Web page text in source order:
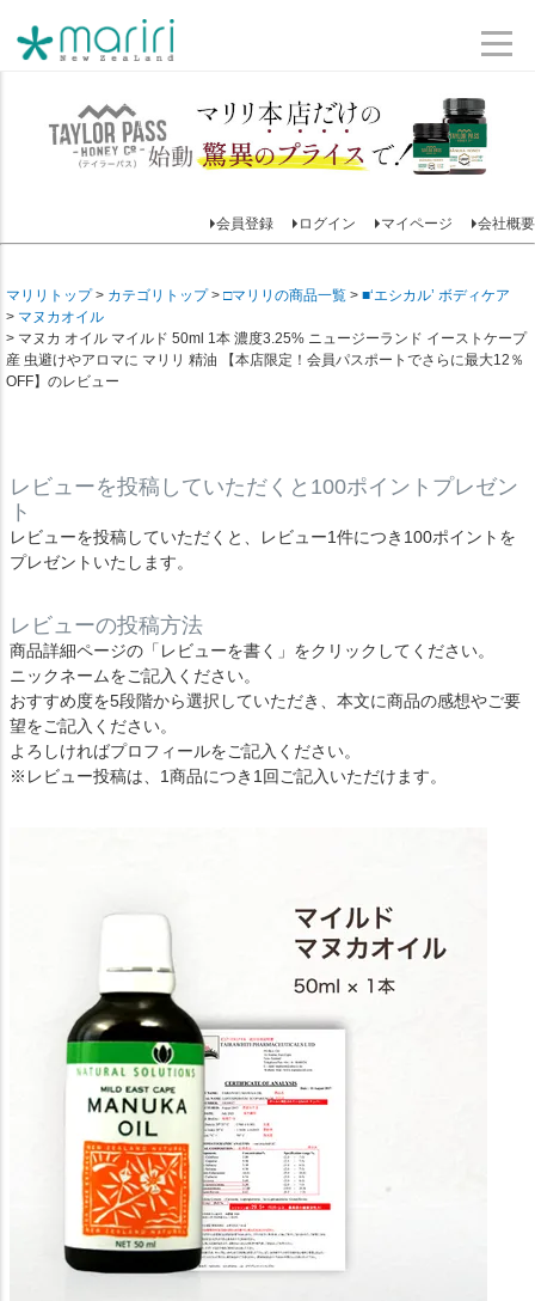
会員登録 ログイン マイページ 会社概要
マリリトップ カテゴリトップ □マリリの商品一覧
■‘エシカル’ ボディケア
マヌカオイル
マヌカ オイル マイルド 50ml 1本 濃度3.25% ニュージーランド イーストケープ
産 虫避けやアロマに マリリ 精油 【本店限定！会員パスポートでさらに最大12％
OFF】のレビュー
レビューを投稿していただくと100ポイントプレゼン
ト
レビューを投稿していただくと、レビュー1件につき100ポイントを
プレゼントいたします。
レビューの投稿方法
商品詳細ページの「レビューを書く」をクリックしてください。
ニックネームをご記入ください。
おすすめ度を5段階から選択していただき、本文に商品の感想やご要
望をご記入ください。
よろしければプロフィールをご記入ください。
※レビュー投稿は、1商品につき1回ご記入いただけます。